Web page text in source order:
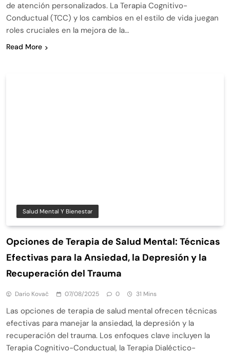
de atención personalizados. La Terapia Cognitivo-
Conductual (TCC) y los cambios en el estilo de vida juegan
roles cruciales en la mejora de la…
Read More
Salud Mental Y Bienestar
Opciones de Terapia de Salud Mental: Técnicas
Efectivas para la Ansiedad, la Depresión y la
Recuperación del Trauma
Dario Kovač 07/08/2025 0 31 Mins
Las opciones de terapia de salud mental ofrecen técnicas
efectivas para manejar la ansiedad, la depresión y la
recuperación del trauma. Los enfoques clave incluyen la
Terapia Cognitivo-Conductual, la Terapia Dialéctico-